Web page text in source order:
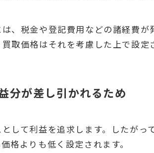
、税金や登記費用などの諸経費が
取価格はそれを考慮した上で設定
分が差し引かれるため
して利益を追求します。したがっ
格よりも低く設定されます。